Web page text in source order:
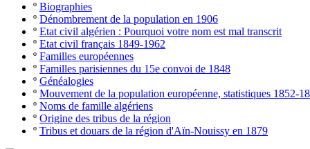
º Biographies
º Dénombrement de la population en 1906
º Etat civil algérien : Pourquoi votre nom est mal transcrit
º Etat civil français 1849-1962
º Familles européennes
º Familles parisiennes du 15e convoi de 1848
º Généalogies
º Mouvement de la population européenne, statistiques 1852-
º Noms de famille algériens
º Origine des tribus de la région
º Tribus et douars de la région d'Aïn-Nouissy en 1879